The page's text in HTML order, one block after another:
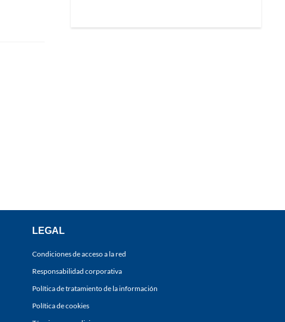
LEGAL
Condiciones de acceso a la red
Responsabilidad corporativa
Política de tratamiento de la información
Política de cookies